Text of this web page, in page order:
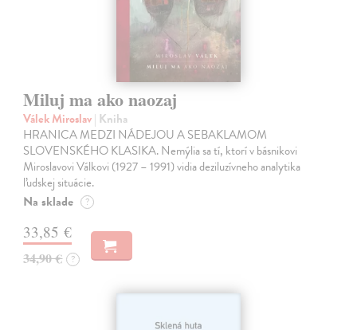
Miluj ma ako naozaj
Válek Miroslav| Kniha
HRANICA MEDZI NÁDEJOU A SEBAKLAMOM
SLOVENSKÉHO KLASIKA. Nemýlia sa tí, ktorí v básnikovi
Miroslavovi Válkovi (1927 – 1991) vidia deziluzívneho analytika
ľudskej situácie.
Na sklade ?
33,85 €
34,90 € ?